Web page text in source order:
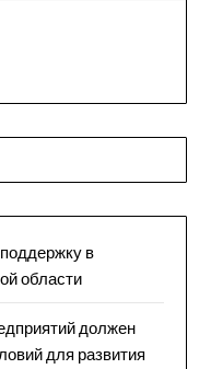
в
области
должен
для развития